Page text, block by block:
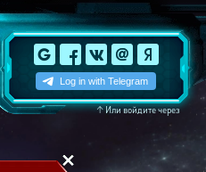
↑Или войдите через